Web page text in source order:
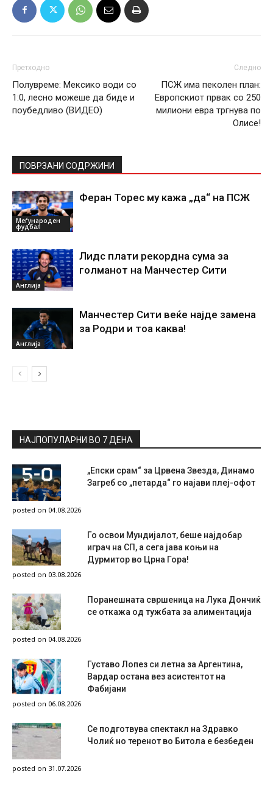
Претходно
Полувреме: Мексико води со
1:0, лесно можеше да биде и
поубедливо (ВИДЕО)
Следно
ПСЖ има пеколен план:
Европскиот првак со 250
милиони евра тргнува по
Олисе!
ПОВРЗАНИ СОДРЖИНИ
Меѓународен
фудбал
Феран Торес му кажа „да“ на ПСЖ
Англија
Лидс плати рекордна сума за
голманот на Манчестер Сити
Англија
Манчестер Сити веќе најде замена
за Родри и тоа каква!
НАЈПОПУЛАРНИ ВО 7 ДЕНА
„Епски срам“ за Црвена Звезда, Динамо
Загреб со „петарда“ го најави плеј-офот
posted on 04.08.2026
Го освои Мундијалот, беше најдобар
играч на СП, а сега јава коњи на
Дурмитор во Црна Гора!
posted on 03.08.2026
Поранешната свршеница на Лука Дончиќ
се откажа од тужбата за алиментација
posted on 04.08.2026
Густаво Лопез си летна за Аргентина,
Вардар остана вез асистентот на
Фабијани
posted on 06.08.2026
Се подготвува спектакл на Здравко
Чолиќ но теренот во Битола е безбеден
posted on 31.07.2026